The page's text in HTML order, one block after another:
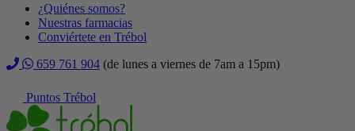
¿Quiénes somos?
Nuestras farmacias
Conviértete en Trébol
659 761 904 (de lunes a viernes de 7am a 15pm)
Puntos Trébol